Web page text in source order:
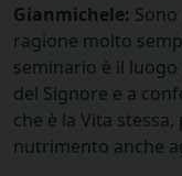
Gianmichele:
ragione molto
seminario è il
del Signore e a
che è la Vita
nutrimento anche